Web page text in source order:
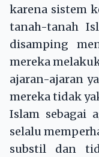
karena sistem
tanah-tanah
disamping
mereka
ajaran-ajaran
mereka tidak
Islam sebagai
selalu
substil dan